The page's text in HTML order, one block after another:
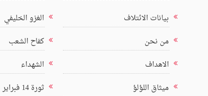
بيانات الائتلاف
من نحن
الاهداف
ميثاق اللؤلؤ
الغزو الخليفي
كفاح الشعب
الشهداء
ثورة 14 فبراير